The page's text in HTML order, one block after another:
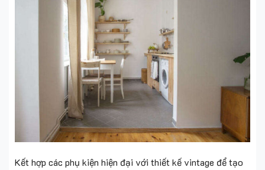
Kết hợp các phụ kiện hiện đại với thiết kế vintage để tạo